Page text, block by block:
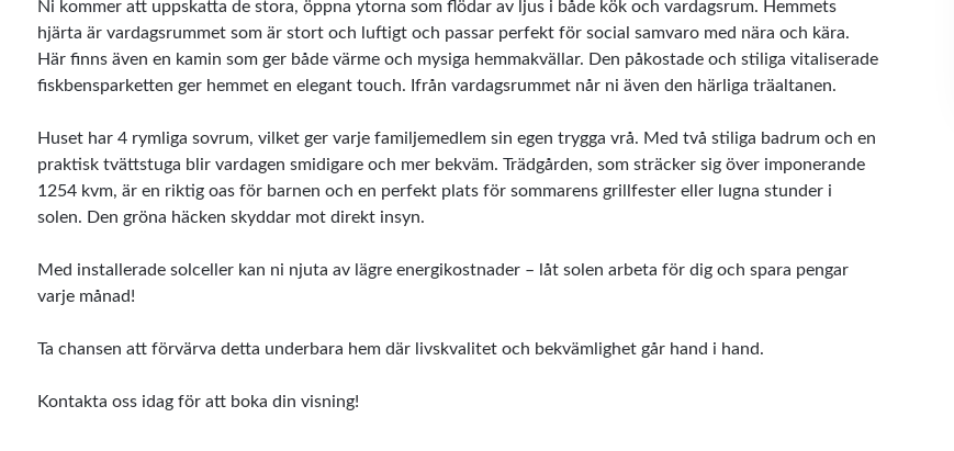
Ni kommer att uppskatta de stora, öppna ytorna som flödar av ljus i både kök och vardagsrum. Hemmets
hjärta är vardagsrummet som är stort och luftigt och passar perfekt för social samvaro med nära och kära.
Här finns även en kamin som ger både värme och mysiga hemmakvällar. Den påkostade och stiliga vitaliserade
fiskbensparketten ger hemmet en elegant touch. Ifrån vardagsrummet når ni även den härliga träaltanen.
Huset har 4 rymliga sovrum, vilket ger varje familjemedlem sin egen trygga vrå. Med två stiliga badrum och en
praktisk tvättstuga blir vardagen smidigare och mer bekväm. Trädgården, som sträcker sig över imponerande
1254 kvm, är en riktig oas för barnen och en perfekt plats för sommarens grillfester eller lugna stunder i
solen. Den gröna häcken skyddar mot direkt insyn.
Med installerade solceller kan ni njuta av lägre energikostnader – låt solen arbeta för dig och spara pengar
varje månad!
Ta chansen att förvärva detta underbara hem där livskvalitet och bekvämlighet går hand i hand.
Kontakta oss idag för att boka din visning!